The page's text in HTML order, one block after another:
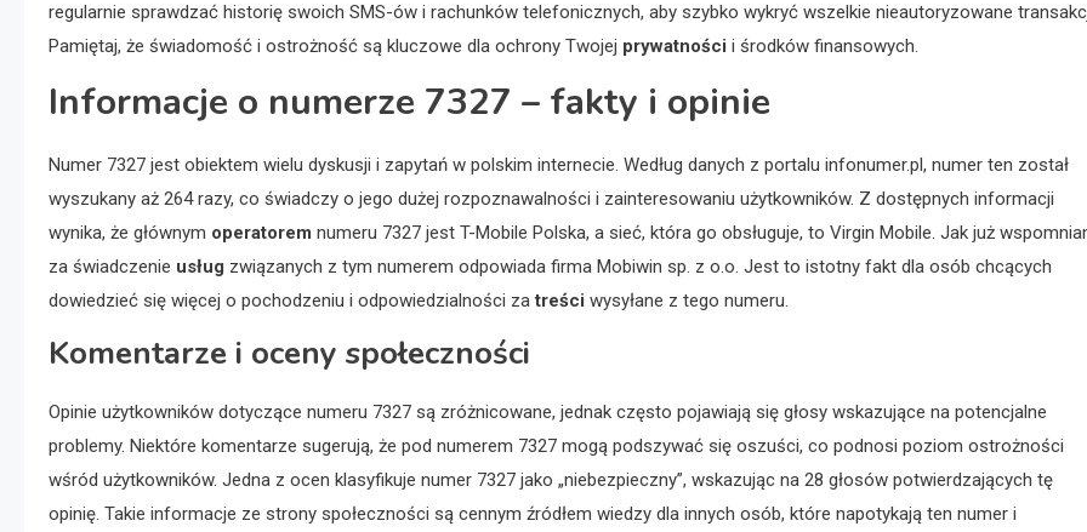
regularnie sprawdzać historię swoich SMS-ów i rachunków telefonicznych, aby szybko wykryć wszelkie nieautoryzowane
Pamiętaj, że świadomość i ostrożność są kluczowe dla ochrony Twojej prywatności i środków finansowych.
Informacje o numerze 7327 – fakty i opinie
Numer 7327 jest obiektem wielu dyskusji i zapytań w polskim internecie. Według danych z portalu infonumer.pl, numer ten został
wyszukany aż 264 razy, co świadczy o jego dużej rozpoznawalności i zainteresowaniu użytkowników. Z dostępnych informacji
wynika, że głównym operatorem numeru 7327 jest T-Mobile Polska, a sieć, która go obsługuje, to Virgin Mobile. Jak już
za świadczenie usług związanych z tym numerem odpowiada firma Mobiwin sp. z o.o. Jest to istotny fakt dla osób chcących
dowiedzieć się więcej o pochodzeniu i odpowiedzialności zatreści wysyłane z tego numeru.
Komentarze i oceny społeczności
Opinie użytkowników dotyczące numeru 7327 są zróżnicowane, jednak często pojawiają się głosy wskazujące na potencjalne
problemy. Niektóre komentarze sugerują, że pod numerem 7327 mogą podszywać się oszuści, co podnosi poziom ostrożności
wśród użytkowników. Jedna z ocen klasyfikuje numer 7327 jako „niebezpieczny”, wskazując na 28 głosów potwierdzających tę
opinię. Takie informacje ze strony społeczności są cennym źródłem wiedzy dla innych osób, które napotykają ten numer i